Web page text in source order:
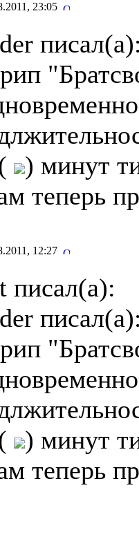
23:05
) минут
теперь
12:27
писал(a):
) минут
теперь